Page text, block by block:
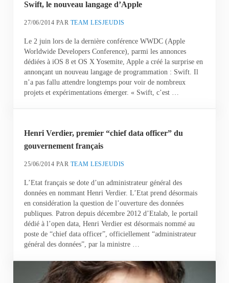
Swift, le nouveau langage d’Apple
27/06/2014 PAR TEAM LESJEUDIS
Le 2 juin lors de la dernière conférence WWDC (Apple
Worldwide Developers Conference), parmi les annonces
dédiées à iOS 8 et OS X Yosemite, Apple a créé la surprise en
annonçant un nouveau langage de programmation : Swift. Il
n’a pas fallu attendre longtemps pour voir de nombreux
projets et expérimentations émerger. « Swift, c’est …
Henri Verdier, premier “chief data officer” du
gouvernement français
25/06/2014 PAR TEAM LESJEUDIS
L’Etat français se dote d’un administrateur général des
données en nommant Henri Verdier. L’Etat prend désormais
en considération la question de l’ouverture des données
publiques. Patron depuis décembre 2012 d’Etalab, le portail
dédié à l’open data, Henri Verdier est désormais nommé au
poste de “chief data officer”, officiellement “administrateur
général des données”, par la ministre …